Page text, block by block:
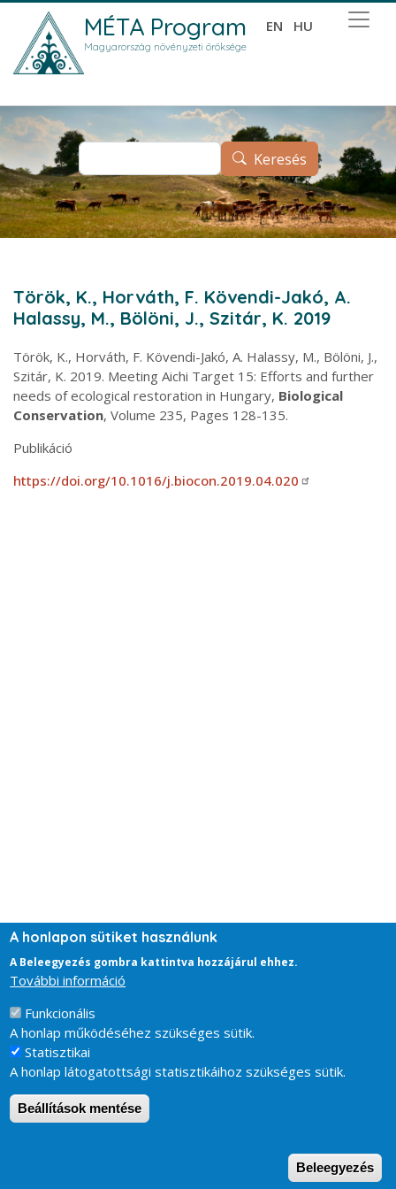
Ugrás a tartalomra
Keresés
MÉTA Program
Magyarország növényzeti öröksége
EN HU
Török, K., Horváth, F. Kövendi-Jakó, A.
Halassy, M., Bölöni, J., Szitár, K. 2019
Török, K., Horváth, F. Kövendi-Jakó, A. Halassy, M., Bölöni, J.,
Szitár, K. 2019. Meeting Aichi Target 15: Efforts and further
needs of ecological restoration in Hungary, Biological
Conservation, Volume 235, Pages 128-135.
Publikáció
https://doi.org/10.1016/j.biocon.2019.04.020
A honlapon sütiket használunk
A Beleegyezés gombra kattintva hozzájárul ehhez.
További információ
Funkcionális
A honlap működéséhez szükséges sütik.
Statisztikai
A honlap látogatottsági statisztikáihoz szükséges sütik.
Beállítások mentése
Beleegyezés